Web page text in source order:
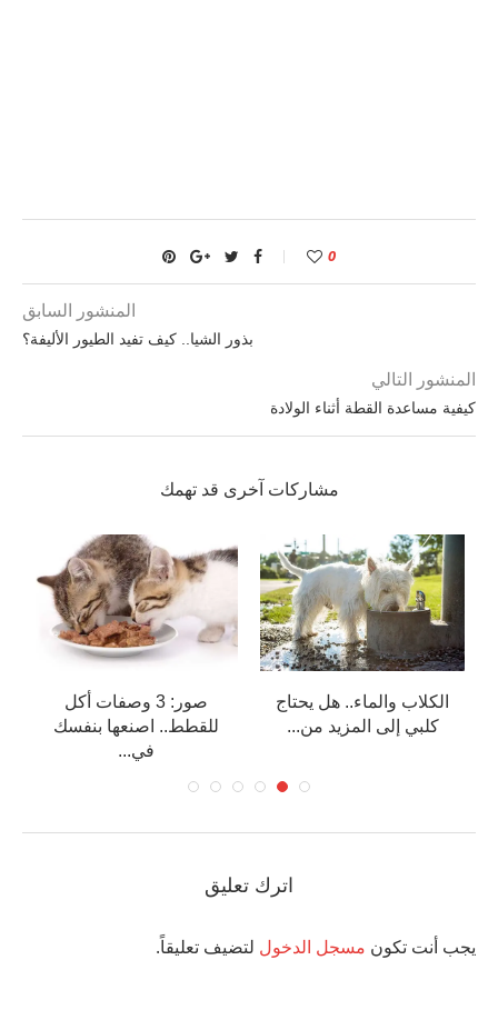
0
المنشور السابق
بذور الشيا.. كيف تفيد الطيور الأليفة؟
المنشور التالي
كيفية مساعدة القطة أثناء الولادة
مشاركات آخرى قد تهمك
الكلاب والماء.. هل يحتاج
كلبي إلى المزيد من...
صور: 3 وصفات أكل
للقطط.. اصنعها بنفسك
في...
اترك تعليق
يجب أنت تكون مسجل الدخول لتضيف تعليقاً.